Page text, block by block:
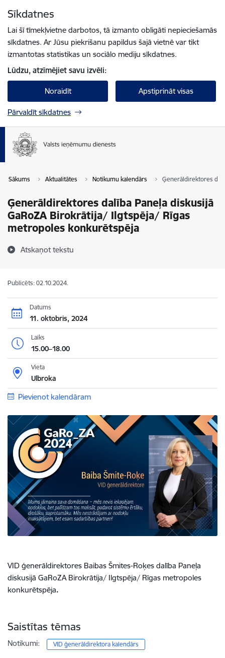
Sīkdatnes
Lai šī tīmekļvietne darbotos, tā izmanto obligāti nepieciešamās
sīkdatnes. Ar Jūsu piekrišanu papildus šajā vietnē var tikt
izmantotas statistikas un sociālo mediju sīkdatnes.
Lūdzu, atzīmējiet savu izvēli:
Noraidīt Apstiprināt visas
Pārvaldīt sīkdatnes
Sākums Aktualitātes Notikumu kalendārs Ģenerāldirektores
Ģenerāldirektores dalība Paneļa diskusijā
GaRoZA Birokrātija/ Ilgtspēja/ Rīgas
metropoles konkurētspēja
Atskaņot tekstu
Publicēts: 02.10.2024.
Datums
11. oktobris, 2024
Laiks
15.00–18.00
Vieta
Ulbroka
Pievienot kalendāram
VID ģenerāldirektores Baibas Šmites-Roķes dalība Paneļa
diskusijā GaRoZA Birokrātija/ Ilgtspēja/ Rīgas metropoles
konkurētspēja.
Saistītas tēmas
Notikumi: VID ģenerāldirektora kalendārs